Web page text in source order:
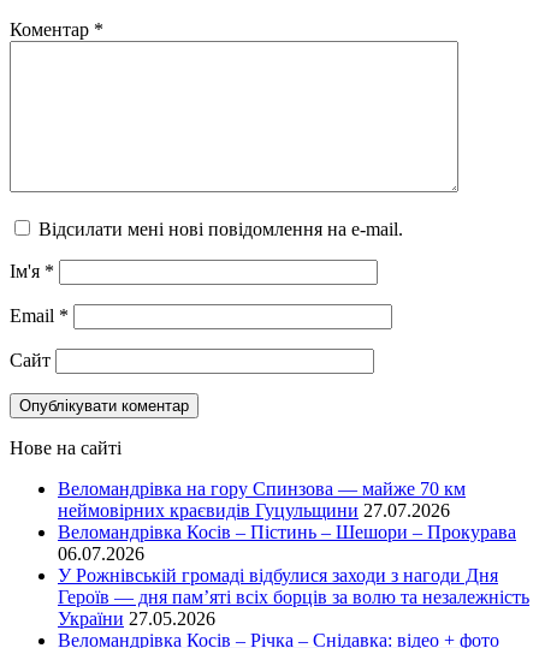
Коментар *
Відсилати мені нові повідомлення на e-mail.
Ім'я *
Email *
Сайт
Нове на сайті
Веломандрівка на гору Спинзова — майже 70 км
неймовірних краєвидів Гуцульщини 27.07.2026
Веломандрівка Косів – Пістинь – Шешори – Прокурава
06.07.2026
У Рожнівській громаді відбулися заходи з нагоди Дня
Героїв — дня пам’яті всіх борців за волю та незалежність
України 27.05.2026
Веломандрівка Косів – Річка – Снідавка: відео + фото